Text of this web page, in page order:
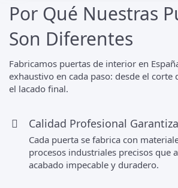
Por Qué Nuestras
Son Diferentes
Fabricamos puertas de interior en
exhaustivo en cada paso: desde el corte
el lacado final.
Calidad Profesional
Cada puerta se fabrica con
procesos industriales precisos que
acabado impecable y duradero.